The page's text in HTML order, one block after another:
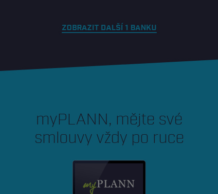
ZOBRAZIT DALŠÍ 1 BANKU
myPLANN, mějte své
smlouvy vždy po ruce